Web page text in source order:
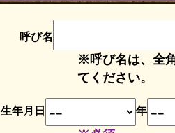
呼び名
※呼び名は、全
てください。
生年月日 年